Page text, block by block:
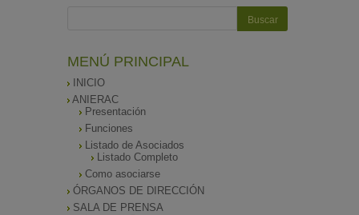
MENÚ PRINCIPAL
INICIO
ANIERAC
Presentación
Funciones
Listado de Asociados
Listado Completo
Como asociarse
ÓRGANOS DE DIRECCIÓN
SALA DE PRENSA